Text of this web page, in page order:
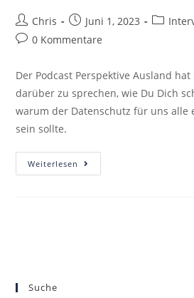
Chris Juni 1, 2023
0 Kommentare
Der Podcast Perspektive Ausland
darüber zu sprechen, wie Du Dich
warum der Datenschutz für uns alle
sein sollte.
Weiterlesen
Suche